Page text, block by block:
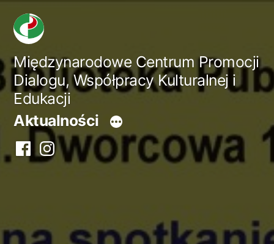
Przejdź
treściMiędzynarodowe Centrum Promocji
Dialogu, Współpracy Kulturalnej i
Edukacji
Aktualności
Facebook
Instagram